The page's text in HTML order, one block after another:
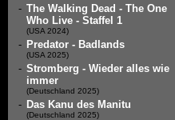
- The Walking Dead - The One
Who Live - Staffel 1
(USA 2024)
- Predator - Badlands
(USA 2025)
- Stromberg - Wieder alles wie
immer
(Deutschland 2025)
- Das Kanu des Manitu
(Deutschland 2025)